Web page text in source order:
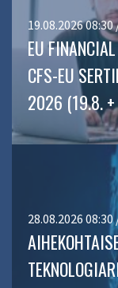
19.08.2026
EU
CFS-EU
2026 (19.8.
28.08.2026